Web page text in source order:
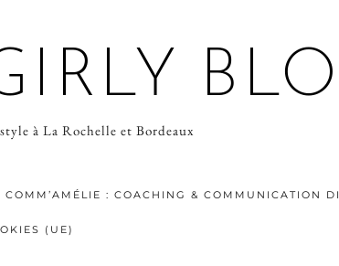
à La Rochelle et Bordeaux
COMM’AMÉLIE : COACHING & COMMUNICATION
(UE)